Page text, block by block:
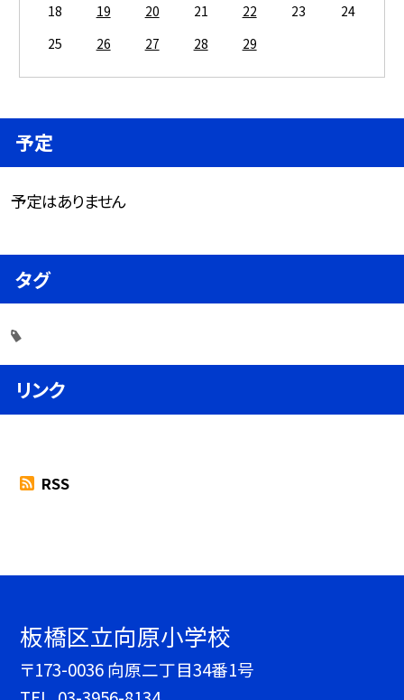
18
19 20 21 22 23
24
25
26 27 28 29
予定
予定はありません
タグ
リンク
RSS
板橋区立向原小学校
〒173-0036 向原二丁目34番1号